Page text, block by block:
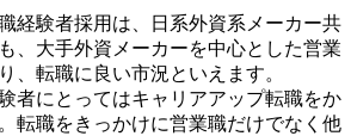
経験者採用は、日系外資系メーカー共
、大手外資メーカーを中心とした営業
、転職に良い市況といえます。
者にとってはキャリアアップ転職をか
転職をきっかけに営業職だけでなく他